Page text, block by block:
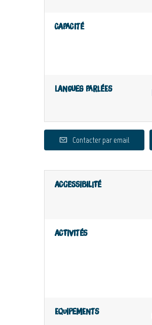
Capacité
Langues parlées
Contacter par email
Accessibilité
Activités
Equipements